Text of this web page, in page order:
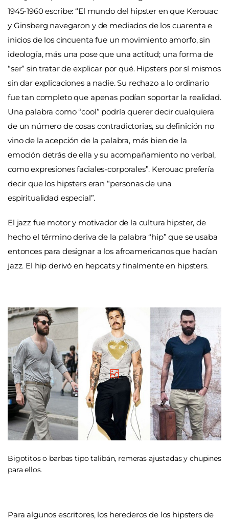
1945-1960 escribe: “El mundo del hipster en que Kerouac
y Ginsberg navegaron y de mediados de los cuarenta e
inicios de los cincuenta fue un movimiento amorfo, sin
ideología, más una pose que una actitud; una forma de
“ser” sin tratar de explicar por qué. Hipsters por sí mismos
sin dar explicaciones a nadie. Su rechazo a lo ordinario
fue tan completo que apenas podían soportar la realidad.
Una palabra como “cool” podría querer decir cualquiera
de un número de cosas contradictorias, su definición no
vino de la acepción de la palabra, más bien de la
emoción detrás de ella y su acompañamiento no verbal,
como expresiones faciales-corporales”. Kerouac prefería
decir que los hipsters eran “personas de una
espiritualidad especial”.
El jazz fue motor y motivador de la cultura hipster, de
hecho el término deriva de la palabra “hip” que se usaba
entonces para designar a los afroamericanos que hacían
jazz. El hip derivó en hepcats y finalmente en hipsters.
Bigotitos o barbas tipo talibán, remeras ajustadas y chupines
para ellos.
Para algunos escritores, los herederos de los hipsters de